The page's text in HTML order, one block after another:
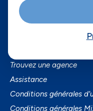
SmartPhones
Trouvez une agence
Assistance
Conditions générales
Conditions générales